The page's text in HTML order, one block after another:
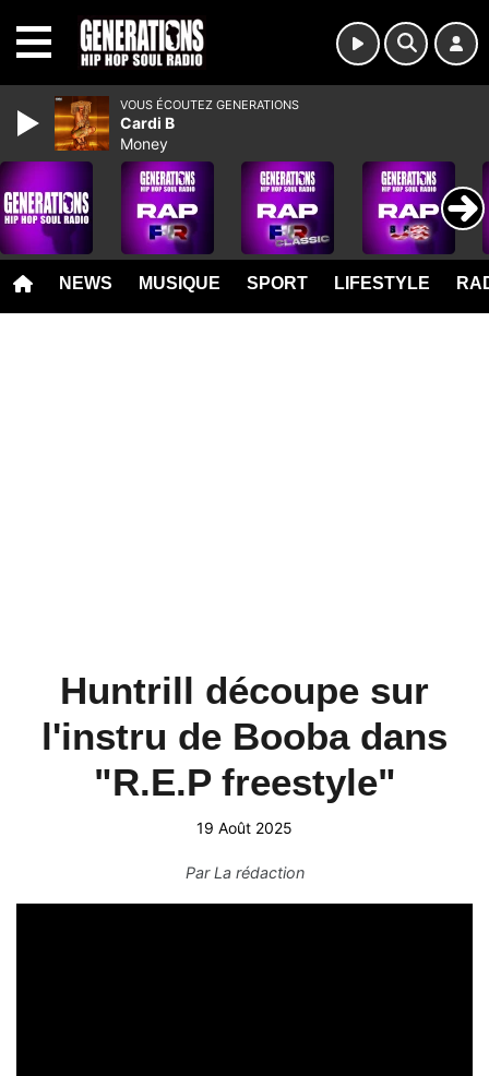
NEWS MUSIQUE SPORT LIFESTYLE
Huntrill découpe sur
l'instru de Booba dans
"R.E.P freestyle"
19 Août 2025
ParLa rédaction
VOUS ÉCOUTEZ GENERATIONS
Cardi B
Money